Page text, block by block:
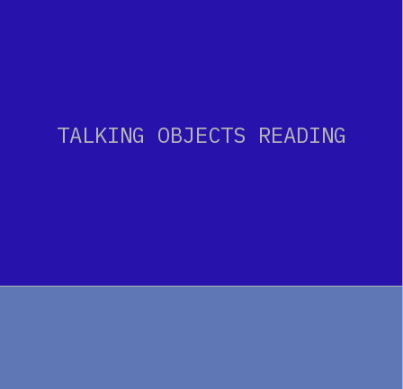
TALKING OBJECTS READING